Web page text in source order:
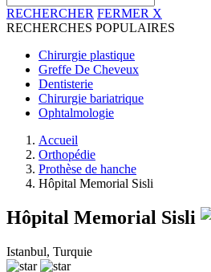
RECHERCHER FERMER X
RECHERCHES POPULAIRES
Chirurgie plastique
Greffe De Cheveux
Dentisterie
Chirurgie bariatrique
Ophtalmologie
Accueil
Orthopédie
Prothèse de hanche
Hôpital Memorial Sisli
Hôpital Memorial Sisli
Istanbul, Turquie